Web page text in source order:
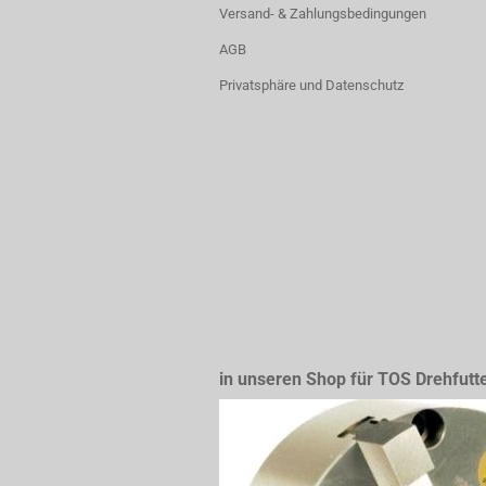
Versand- & Zahlungsbedingungen
AGB
Privatsphäre und Datenschutz
in unseren Shop für TOS